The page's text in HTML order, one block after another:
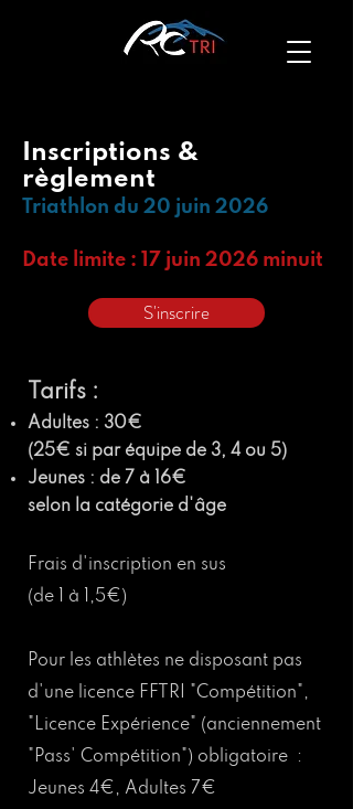
Inscriptions &
règlement
Triathlon du 20 juin 2026
Date limite : 17 juin 2026 minuit
S'inscrire
Tarifs :
Adultes : 30€
(25€ si par équipe de 3, 4 ou 5)
Jeunes : de 7 à 16€
selon la catégorie d'âge
Frais d'inscription en sus
(de 1 à 1,5€)
Pour les athlètes ne disposant pas
d'une licence FFTRI "Compétition",
"Licence Expérience" (anciennement
"Pass' Compétition") obligatoire :
Jeunes 4€, Adultes 7€